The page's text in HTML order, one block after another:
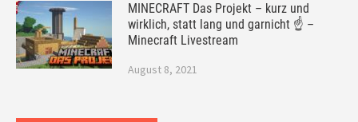
MINECRAFT Das Projekt – kurz und
wirklich, statt lang und garnicht ☝ –
Minecraft Livestream
August 8, 2021